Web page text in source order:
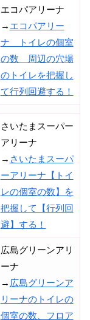
エコパアリーナ
→ エコパアリー
ナ トイレの個室
の数 周辺の穴場
のトイレを把握し
て行列回避する！
さいたまスーパー
アリーナ
→ さいたまスーパ
ーアリーナ【トイ
レの個室の数】を
把握して【行列回
避】する！
広島グリーンアリ
ーナ
→ 広島グリーンア
リーナのトイレの
個室の数、フロア